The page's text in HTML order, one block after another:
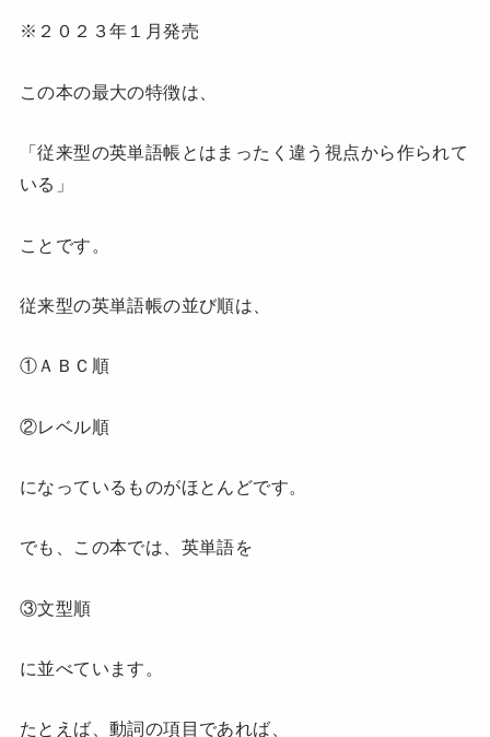
※２０２３年１月発売
この本の最大の特徴は、
「従来型の英単語帳とはまったく違う視点から作られて
いる」
ことです。
従来型の英単語帳の並び順は、
①ＡＢＣ順
②レベル順
になっているものがほとんどです。
でも、この本では、英単語を
③文型順
に並べています。
たとえば、動詞の項目であれば、